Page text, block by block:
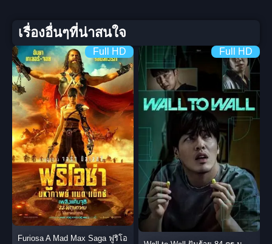
เรื่องอื่นๆที่น่าสนใจ
Full HD
Furiosa A Mad Max Saga ฟูริโอ
Full HD